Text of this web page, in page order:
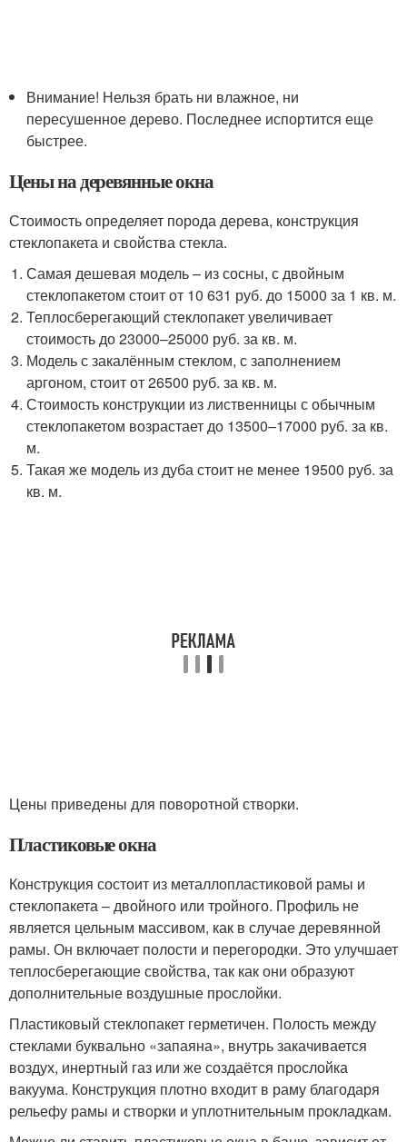
Внимание! Нельзя брать ни влажное, ни
пересушенное дерево. Последнее испортится еще
быстрее.
Цены на деревянные окна
Стоимость определяет порода дерева, конструкция
стеклопакета и свойства стекла.
Самая дешевая модель – из сосны, с двойным
стеклопакетом стоит от 10 631 руб. до 15000 за 1 кв. м.
Теплосберегающий стеклопакет увеличивает
стоимость до 23000–25000 руб. за кв. м.
Модель с закалённым стеклом, с заполнением
аргоном, стоит от 26500 руб. за кв. м.
Стоимость конструкции из лиственницы с обычным
стеклопакетом возрастает до 13500–17000 руб. за кв.
м.
Такая же модель из дуба стоит не менее 19500 руб. за
кв. м.
Цены приведены для поворотной створки.
Пластиковые окна
Конструкция состоит из металлопластиковой рамы и
стеклопакета – двойного или тройного. Профиль не
является цельным массивом, как в случае деревянной
рамы. Он включает полости и перегородки. Это улучшает
теплосберегающие свойства, так как они образуют
дополнительные воздушные прослойки.
Пластиковый стеклопакет герметичен. Полость между
стеклами буквально «запаяна», внутрь закачивается
воздух, инертный газ или же создаётся прослойка
вакуума. Конструкция плотно входит в раму благодаря
рельефу рамы и створки и уплотнительным прокладкам.